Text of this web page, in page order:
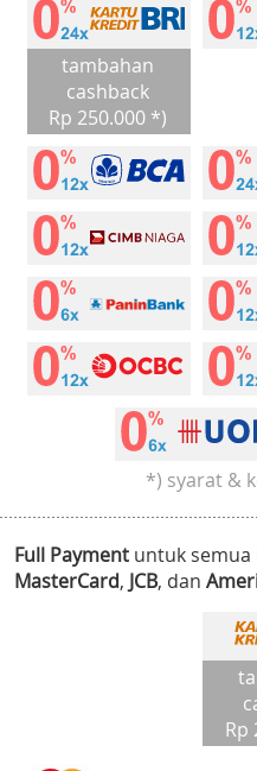
tambahan
cashback
Rp 250.000 *)
*) syarat &
Full Payment untuk
MasterCard, JCB, dan
Rp